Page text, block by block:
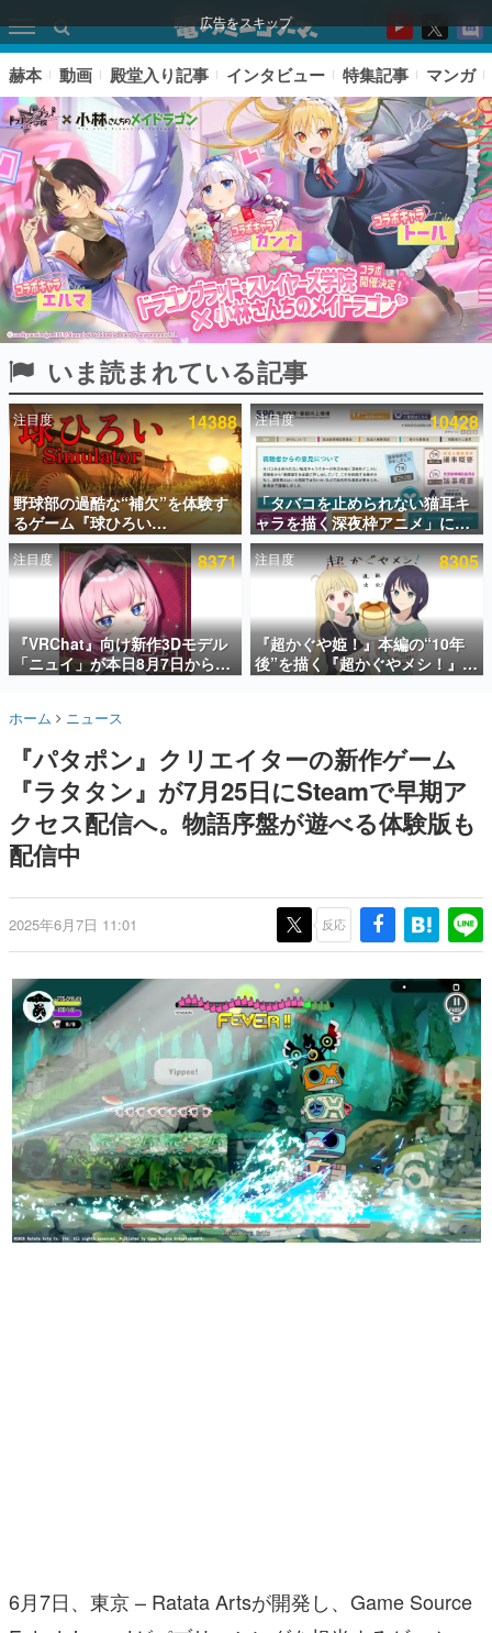
広告をスキップ
ピックアップ
電ファミのいま読まれている記事ランキング
アプリセール情報
インタビュー
連載・特集一覧
殿堂入り記事
SNS拡散数が数千以上！ ページビュー数万以上！ などな
ど。多くの人々に読まれた、電ファミ渾身の“殿堂入り”記
事をまとめました。
名作ゲームクリエイターの方々に製作時のエピソードをお
きます。
赫本
この物語を解いてはいけない。『赫本』は、〈試験問題〉
の形をした短編ホラー小説集です。
これからのデジタルゲーム市場を担う若きクリエイター達
の姿を追い、彼らのルーツと情熱を探っていきます。
ゲームに多大な影響を受けた作家さんに取材し、ゲームが
日本のコンテンツ産業やカルチャーに与えた影響を探る企
画です。
日本モバイルゲーム産業史
日本のモバイルゲーム史における主要なトピック・タイト
ルを網羅するほか、開発者へのインタビューや識者による
解説を掲載。約20年の歴史が一望できる決定版！
若ゲのいたり〜ゲームクリエイターの青春〜
『うつヌケ』『ペンと箸』等で知られるマンガ家・田中圭
一先生によるゲーム業界レポートマンガです。
なんでゲームは面白い？
アプリレビュー
赫本 動画 殿堂入り記事 インタビュー 特集記事 マンガ
いま読まれている記事
注目度 14388
野球部の過酷な“補欠”を体験す
るゲーム『球ひろい
Simulator』が「1件」のウィッ
シュリストをもとにチェコ語に
対応しSNSで話題に。『キング
ダム・カム』開発元やチェコの
プロ野球選手から称賛の声
注目度 10428
「タバコを止められない猫耳キ
ャラを描く深夜枠アニメ」に視
聴者の一部から批判意見。違法
薬物の使用と思しき描写も含め
て、BPOが議論を交わす
注目度 8371
『VRChat』向け新作3Dモデル
「ニュイ」が本日8月7日から
BOOTHにて発売。瞳に光る星
わいい
注目度 8305
『超かぐや姫！』本編の“10年
後”を描く『超かぐやメシ！』
Web連載決定。新たなWebマン
のお話には…まだ続きがある！
ホーム ニュース
『パタポン』クリエイターの新作ゲーム
『ラタタン』が7月25日にSteamで早期ア
クセス配信へ。物語序盤が遊べる体験版も
配信中
2025年6月7日 11:01 反応
6月7日、東京 – Ratata Artsが開発し、Game Source